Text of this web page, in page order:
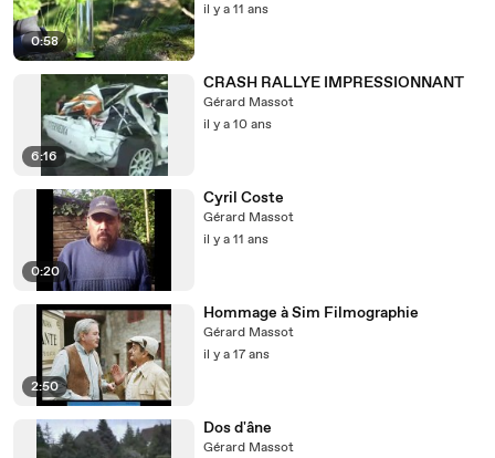
0:58
il y a 11 ans
6:16
CRASH RALLYE IMPRESSIONNANT
Gérard Massot
il y a 10 ans
0:20
Cyril Coste
Gérard Massot
il y a 11 ans
2:50
Hommage à Sim Filmographie
Gérard Massot
il y a 17 ans
Dos d'âne
Gérard Massot